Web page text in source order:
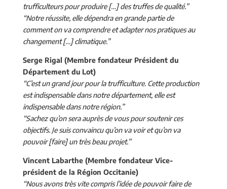
trufficulteurs pour produire […] des truffes de qualité.”
“Notre réussite, elle dépendra en grande partie de
comment on va comprendre et adapter nos pratiques au
changement […] climatique.”
Serge Rigal (Membre fondateur Président du
Département du Lot)
“C’est un grand jour pour la trufficulture. Cette production
est indispensable dans notre département, elle est
indispensable dans notre région.”
“Sachez qu’on sera auprès de vous pour soutenir ces
objectifs. Je suis convaincu qu’on va voir et qu’on va
pouvoir [faire] un très beau projet.”
Vincent Labarthe (Membre fondateur Vice-
président de la Région Occitanie)
“Nous avons très vite compris l’idée de pouvoir faire de